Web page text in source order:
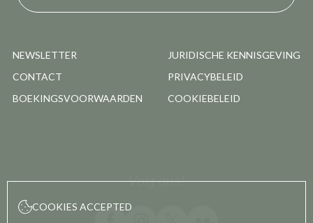
NEWSLETTER
CONTACT
BOEKINGSVOORWAARDEN
JURIDISCHE KENNISGEVING
PRIVACYBELEID
COOKIEBELEID
Volg ons!
COOKIES ACCEPTED